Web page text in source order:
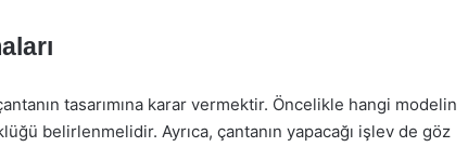
tasarımına karar vermektir. Öncelikle hangi modelin
belirlenmelidir. Ayrıca, çantanın yapacağı işlev de göz